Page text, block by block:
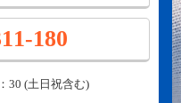
180
30 (土日祝含む)